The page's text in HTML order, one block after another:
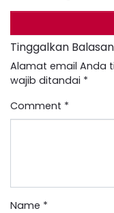
Tinggalkan Balasan
Alamat email Anda
wajib ditandai *
Comment *
Name *